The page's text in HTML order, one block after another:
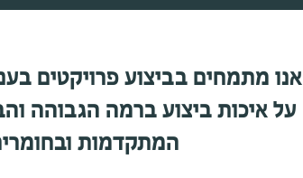
אנו מתמחים בביצוע פרויקטים
על איכות ביצוע ברמה הגבוהה
המתקדמות